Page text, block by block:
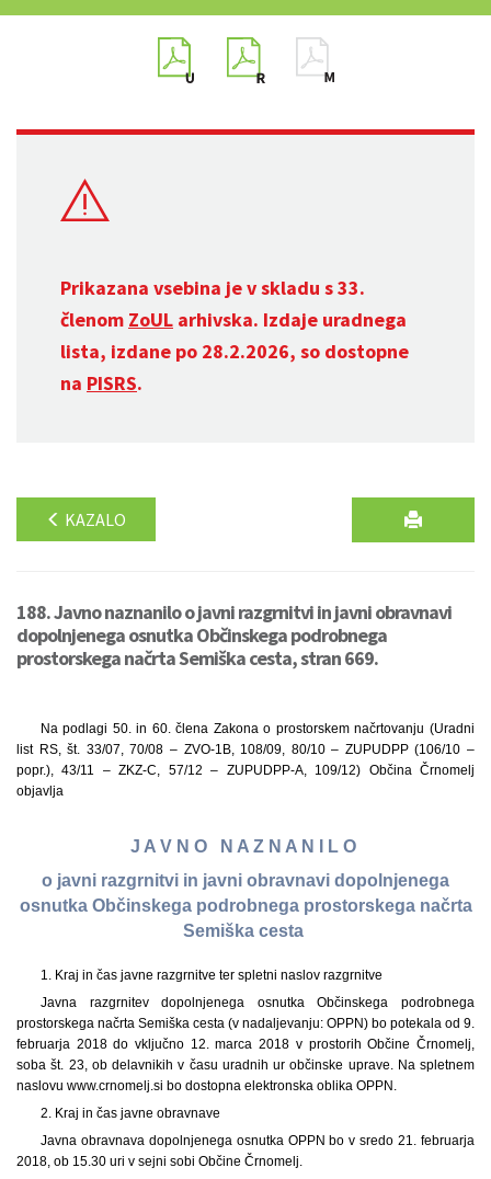
Prikazana vsebina je v skladu s 33.
členom ZoUL arhivska. Izdaje uradnega
lista, izdane po 28.2.2026, so dostopne
na PISRS.
KAZALO
188. Javno naznanilo o javni razgrnitvi in javni obravnavi
dopolnjenega osnutka Občinskega podrobnega
prostorskega načrta Semiška cesta, stran 669.
Na podlagi 50. in 60. člena Zakona o prostorskem načrtovanju (Uradni
list RS, št. 33/07, 70/08 – ZVO-1B, 108/09, 80/10 – ZUPUDPP (106/10 –
popr.), 43/11 – ZKZ-C, 57/12 – ZUPUDPP-A, 109/12) Občina Črnomelj
objavlja
J A V N O N A Z N A N I L O
o javni razgrnitvi in javni obravnavi dopolnjenega
osnutka Občinskega podrobnega prostorskega načrta
Semiška cesta
1. Kraj in čas javne razgrnitve ter spletni naslov razgrnitve
Javna razgrnitev dopolnjenega osnutka Občinskega podrobnega
prostorskega načrta Semiška cesta (v nadaljevanju: OPPN) bo potekala od 9.
februarja 2018 do vključno 12. marca 2018 v prostorih Občine Črnomelj,
soba št. 23, ob delavnikih v času uradnih ur občinske uprave. Na spletnem
naslovu www.crnomelj.si bo dostopna elektronska oblika OPPN.
2. Kraj in čas javne obravnave
Javna obravnava dopolnjenega osnutka OPPN bo v sredo 21. februarja
2018, ob 15.30 uri v sejni sobi Občine Črnomelj.